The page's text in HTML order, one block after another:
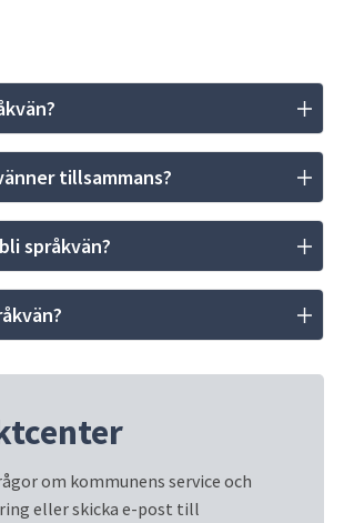
tillsammans?
språkvän?
om kommunens service och
eller skicka e-post till